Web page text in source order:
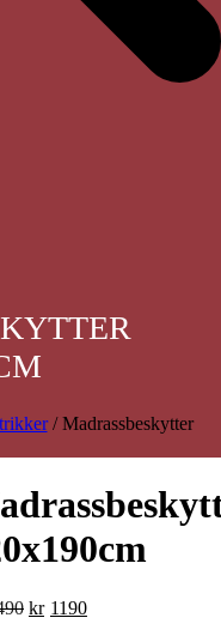
/ Madrassbeskytter
Opprinnelig
kr 1190Nåværende